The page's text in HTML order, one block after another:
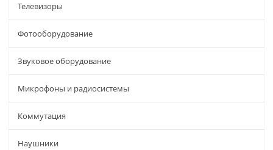
Телевизоры
Фотооборудование
Звуковое оборудование
Микрофоны и радиосистемы
Коммутация
Наушники